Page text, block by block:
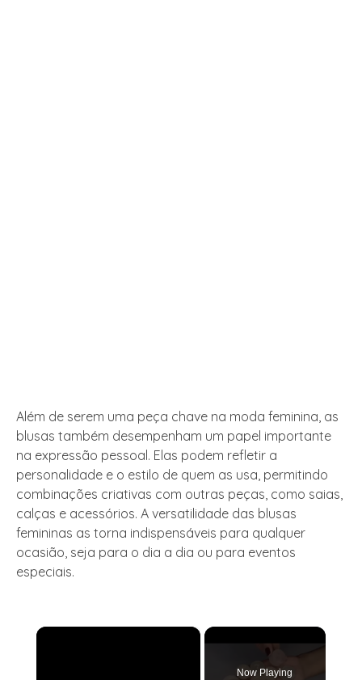
Além de serem uma peça chave na moda feminina, as
blusas também desempenham um papel importante
na expressão pessoal. Elas podem refletir a
personalidade e o estilo de quem as usa, permitindo
combinações criativas com outras peças, como saias,
calças e acessórios. A versatilidade das blusas
femininas as torna indispensáveis para qualquer
ocasião, seja para o dia a dia ou para eventos
especiais.
×
Now Playing